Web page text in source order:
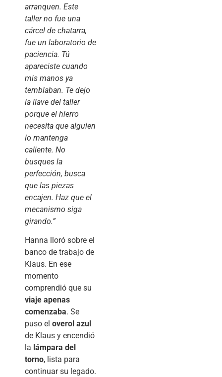
arranquen. Este
taller no fue una
cárcel de chatarra,
fue un laboratorio de
paciencia. Tú
apareciste cuando
mis manos ya
temblaban. Te dejo
la llave del taller
porque el hierro
necesita que alguien
lo mantenga
caliente. No
busques la
perfección, busca
que las piezas
encajen. Haz que el
mecanismo siga
girando.”
Hanna lloró sobre el
banco de trabajo de
Klaus. En ese
momento
comprendió que su
viaje apenas
comenzaba. Se
puso el overol azul
de Klaus y encendió
la lámpara del
torno, lista para
continuar su legado.